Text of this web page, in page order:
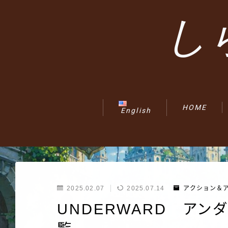
し
English HOME
2025.02.07 2025.07.14 アクション＆
UNDERWARD アン